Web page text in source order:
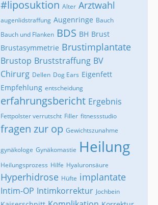
#liposuktion Alter Arztwahl
augenlidstraffung Augenringe Bauch
Bauch und Flanken BDS BH Brust
Brustasymmetrie Brustimplantate
Brustop Bruststraffung BV
Chirurg Dellen Dog Ears Eigenfett
Empfehlung entscheidung
erfahrungsbericht Ergebnis
Fettpolster verrutscht Filler fitnessstudio
fragen zur op Gewichtszunahme
gynäkologe Gynäkomastie Heilung
Heilungsprozess Hilfe Hyaluronsäure
Hyperhidrose Hüfte implantate
Intim-OP Intimkorrektur Jochbein